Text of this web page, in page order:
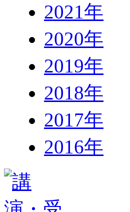
2021年
2020年
2019年
2018年
2017年
2016年